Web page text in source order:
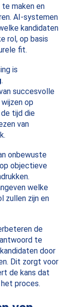
maken en
AI-systemen
kandidaten
rol, op basis
fit.
is
.
succesvolle
op
tijd die
van
onbewuste
objectieve
welke
zullen zijn en
de
te
door
Dit zorgt voor
de kans dat
proces.